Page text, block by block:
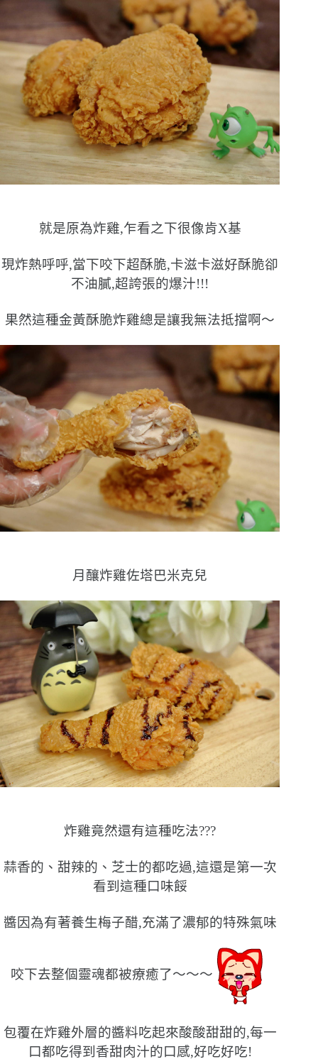
就是原為炸雞,乍看之下很像肯X基
現炸熱呼呼,當下咬下超酥脆,卡滋卡滋好酥脆卻
不油膩,超誇張的爆汁!!!
果然這種金黃酥脆炸雞總是讓我無法抵擋啊〜
月釀炸雞佐塔巴米克兒
炸雞竟然還有這種吃法???
蒜香的、甜辣的、芝士的都吃過,這還是第一次
看到這種口味餒
醬因為有著養生梅子醋,充滿了濃郁的特殊氣味
咬下去整個靈魂都被療癒了〜〜〜
包覆在炸雞外層的醬料吃起來酸酸甜甜的,每一
口都吃得到香甜肉汁的口感,好吃好吃!